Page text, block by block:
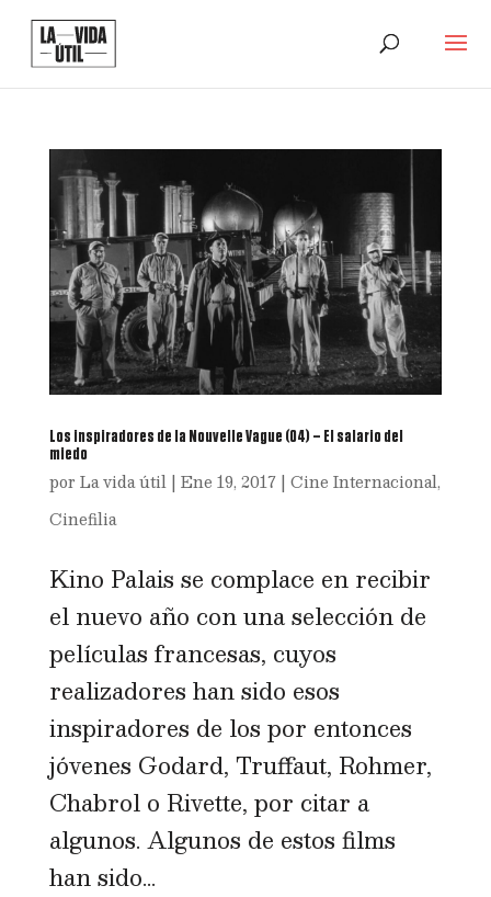
Los inspiradores de la Nouvelle Vague (04) – El salario del
miedo
por La vida útil| Ene 19, 2017| Cine Internacional,
Cinefilia
Kino Palais se complace en recibir
el nuevo año con una selección de
películas francesas, cuyos
realizadores han sido esos
inspiradores de los por entonces
jóvenes Godard, Truffaut, Rohmer,
Chabrol o Rivette, por citar a
algunos. Algunos de estos films
han sido...